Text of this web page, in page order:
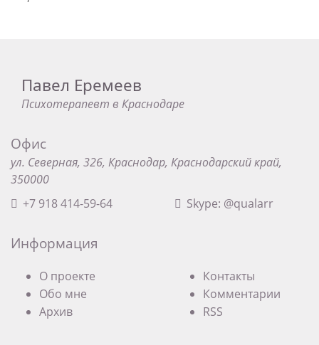
Павел Еремеев
Психотерапевт в Краснодаре
Офис
ул. Северная, 326, Краснодар, Краснодарский край,
350000
+7 918 414-59-64
Skype: @qualarr
Информация
О проекте
Обо мне
Архив
Контакты
Комментарии
RSS